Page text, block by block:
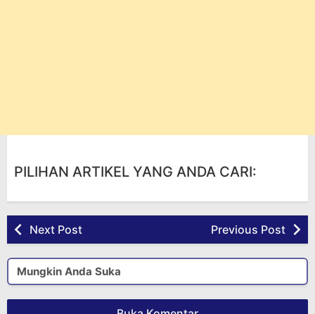
PILIHAN ARTIKEL YANG ANDA CARI:
Next Post Previous Post
Mungkin Anda Suka